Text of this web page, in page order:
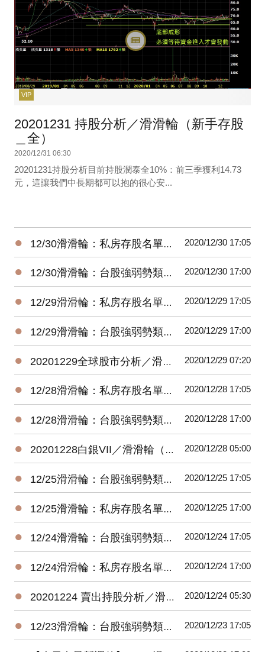
VIP
20201231 持股分析／滑滑輪（新手存股
＿全）
2020/12/31 06:30
20201231持股分析目前持股潤泰全10%：前三季獲利14.73
元，這讓我們中長期都可以抱的很心安...
● 12/30滑滑輪：私房存股名單每日持股調整建議（新手存股） 2020/12/30 17:05
● 12/30滑滑輪：台股強弱勢類股一籃子組合名單（全球組） 2020/12/30 17:00
● 12/29滑滑輪：私房存股名單每日持股調整建議（新手存股） 2020/12/29 17:05
● 12/29滑滑輪：台股強弱勢類股一籃子組合名單（全球組） 2020/12/29 17:00
● 20201229全球股市分析／滑滑輪（全球組） 2020/12/29 07:20
● 12/28滑滑輪：私房存股名單每日持股調整建議（新手存股） 2020/12/28 17:05
● 12/28滑滑輪：台股強弱勢類股一籃子組合名單（全球組） 2020/12/28 17:00
● 20201228白銀VII／滑滑輪（全球組） 2020/12/28 05:00
● 12/25滑滑輪：台股強弱勢類股一籃子組合名單（全球組） 2020/12/25 17:05
● 12/25滑滑輪：私房存股名單每日持股調整建議（新手存股） 2020/12/25 17:00
● 12/24滑滑輪：台股強弱勢類股一籃子組合名單（全球組） 2020/12/24 17:05
● 12/24滑滑輪：私房存股名單每日持股調整建議（新手存股） 2020/12/24 17:00
● 20201224 賣出持股分析／滑滑輪（新手存股＿全） 2020/12/24 05:30
● 12/23滑滑輪：台股強弱勢類股一籃子組合名單（全球組） 2020/12/23 17:05